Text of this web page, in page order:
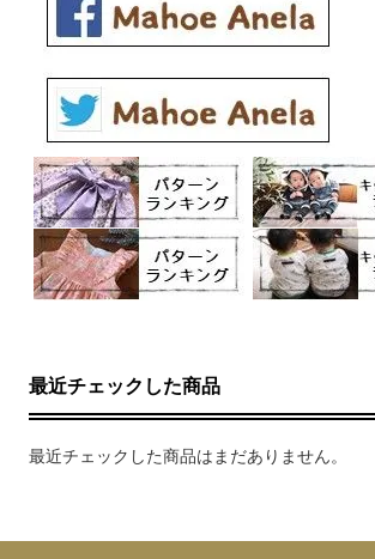
最近チェックした商品
最近チェックした商品はまだありません。